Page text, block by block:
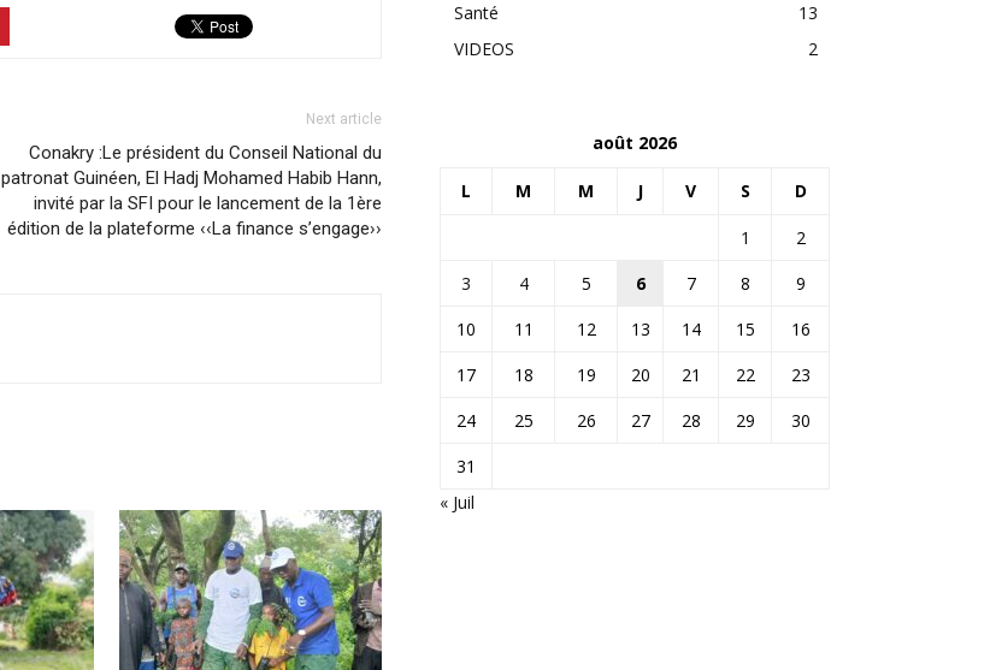
Next article
Conakry :Le président du Conseil National du
patronat Guinéen, El Hadj Mohamed Habib Hann,
invité par la SFI pour le lancement de la 1ère
édition de la plateforme ‹‹La finance s’engage››
Santé
13
VIDEOS
2
août 2026
L M M J V S D
1
2
3
4 5 6 7 8
9
10
11 12 13 14 15
16
17
18 19 20 21 22
23
24
25 26 27 28 29
30
31
« Juil